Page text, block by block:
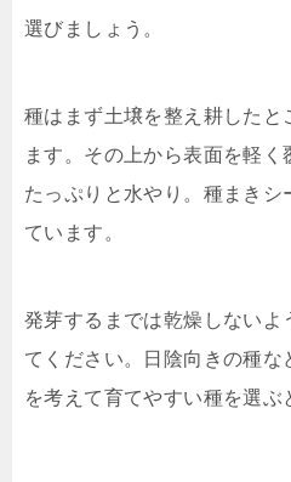
選びましょう。
種はまず土壌を整え耕したと
ます。その上から表面を軽く
たっぷりと水やり。種まきシ
ています。
発芽するまでは乾燥しないよ
てください。日陰向きの種
を考えて育てやすい種を選ぶ